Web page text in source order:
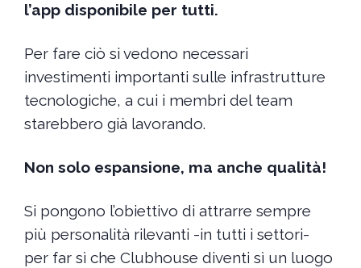
l’app disponibile per tutti.
Per fare ciò si vedono necessari
investimenti importanti sulle infrastrutture
tecnologiche, a cui i membri del team
starebbero già lavorando.
Non solo espansione, ma anche qualità!
Si pongono l’obiettivo di attrarre sempre
più personalità rilevanti -in tutti i settori-
per far sì che Clubhouse diventi sì un luogo